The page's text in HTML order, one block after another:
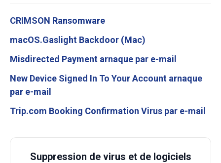
CRIMSON Ransomware
macOS.Gaslight Backdoor (Mac)
Misdirected Payment arnaque par e-mail
New Device Signed In To Your Account arnaque
par e-mail
Trip.com Booking Confirmation Virus par e-mail
Suppression de virus et de logiciels